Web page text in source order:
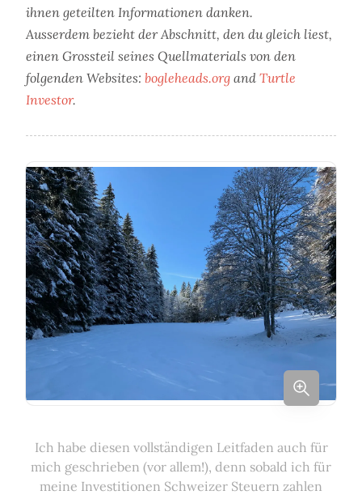
ihnen geteilten Informationen danken.
Ausserdem bezieht der Abschnitt, den du gleich liest,
einen Grossteil seines Quellmaterials von den
folgenden Websites: bogleheads.org and Turtle
Investor.
Ich habe diesen vollständigen Leitfaden auch für
mich geschrieben (vor allem!), denn sobald ich für
meine Investitionen Schweizer Steuern zahlen